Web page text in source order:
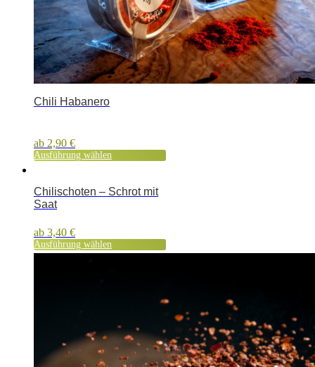
Chili Habanero
ab 2,90 €
Ausführung wählen
Chilischoten – Schrot mit
Saat
ab 3,40 €
Ausführung wählen